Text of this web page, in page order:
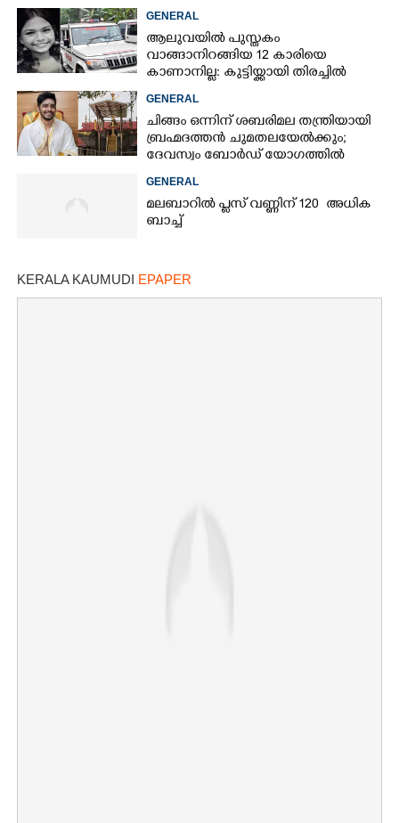
GENERAL
ആലുവയിൽ പുസ്തകം
വാങ്ങാനിറങ്ങിയ 12 കാരിയെ
കാണാനില്ല: കുട്ടിയ്ക്കായി തിരച്ചിൽ
GENERAL
ചിങ്ങം ഒന്നിന് ശബരിമല തന്ത്രിയായി
ബ്രഹ്മദത്തൻ ചുമതലയേൽക്കും;
ദേവസ്വം ബോർഡ് യോഗത്തിൽ
GENERAL
മലബാറിൽ പ്ലസ് വണ്ണിന് 120 അധിക
ബാച്ച്
KERALA KAUMUDI EPAPER